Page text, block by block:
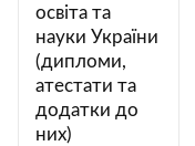
освіта та
науки України
(дипломи,
атестати та
додатки до
них)